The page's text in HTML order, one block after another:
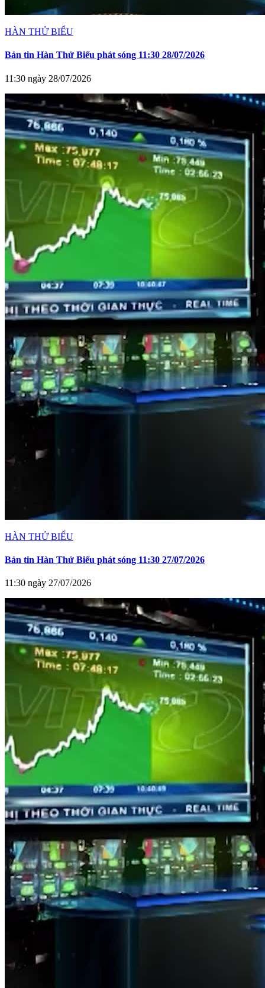
HÀN THỬ BIỂU
Bản tin Hàn Thử Biểu phát sóng 11:30 28/07/2026
11:30 ngày 28/07/2026
HÀN THỬ BIỂU
Bản tin Hàn Thử Biểu phát sóng 11:30 27/07/2026
11:30 ngày 27/07/2026